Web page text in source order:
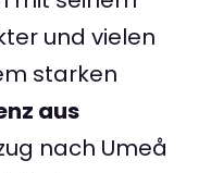
und vielen
starken
aus
nach Umeå